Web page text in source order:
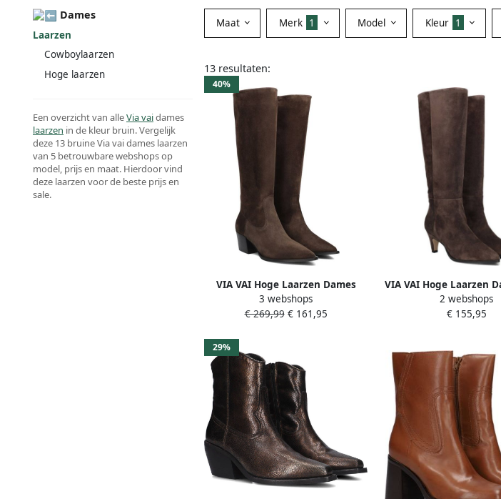
Dames
Laarzen
Cowboylaarzen
Hoge laarzen
Een overzicht van alleVia vaidames
laarzen in de kleur bruin. Vergelijk
deze 13 bruine Via vai dames laarzen
van 5 betrouwbare webshops op
model, prijs en maat. Hierdoor vind
deze laarzen voor de beste prijs en
sale.
Maat Merk 1 Model Kleur 1
13 resultaten:
40%
VIA VAI Hoge Laarzen Dames
Kate Elena Maat: 38 Materiaal:
Suède Kleur: Bruin
3 webshops
€ 269,99€ 161,95
VIA VAI Hoge Laarzen
Perri Maat: 37
Kleur: Bruin
2 webshops
€ 155,95
29%